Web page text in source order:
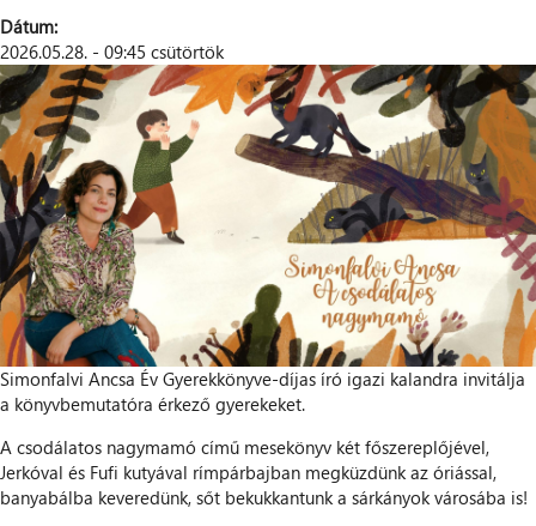
Dátum:
2026.05.28. - 09:45 csütörtök
Simonfalvi Ancsa Év Gyerekkönyve-díjas író igazi kalandra invitálja
a könyvbemutatóra érkező gyerekeket.
A csodálatos nagymamó című mesekönyv két főszereplőjével,
Jerkóval és Fufi kutyával rímpárbajban megküzdünk az óriással,
banyabálba keveredünk, sőt bekukkantunk a sárkányok városába is!